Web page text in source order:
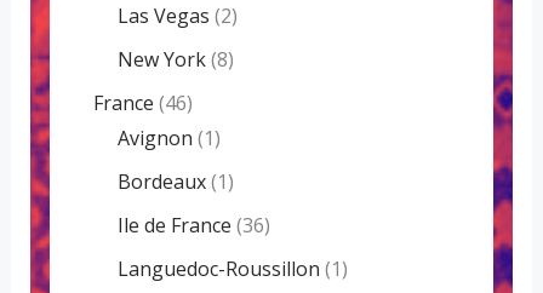
Las Vegas (2)
New York(8)
France (46)
Avignon (1)
Bordeaux(1)
Ile de France (36)
Languedoc-Roussillon (1)